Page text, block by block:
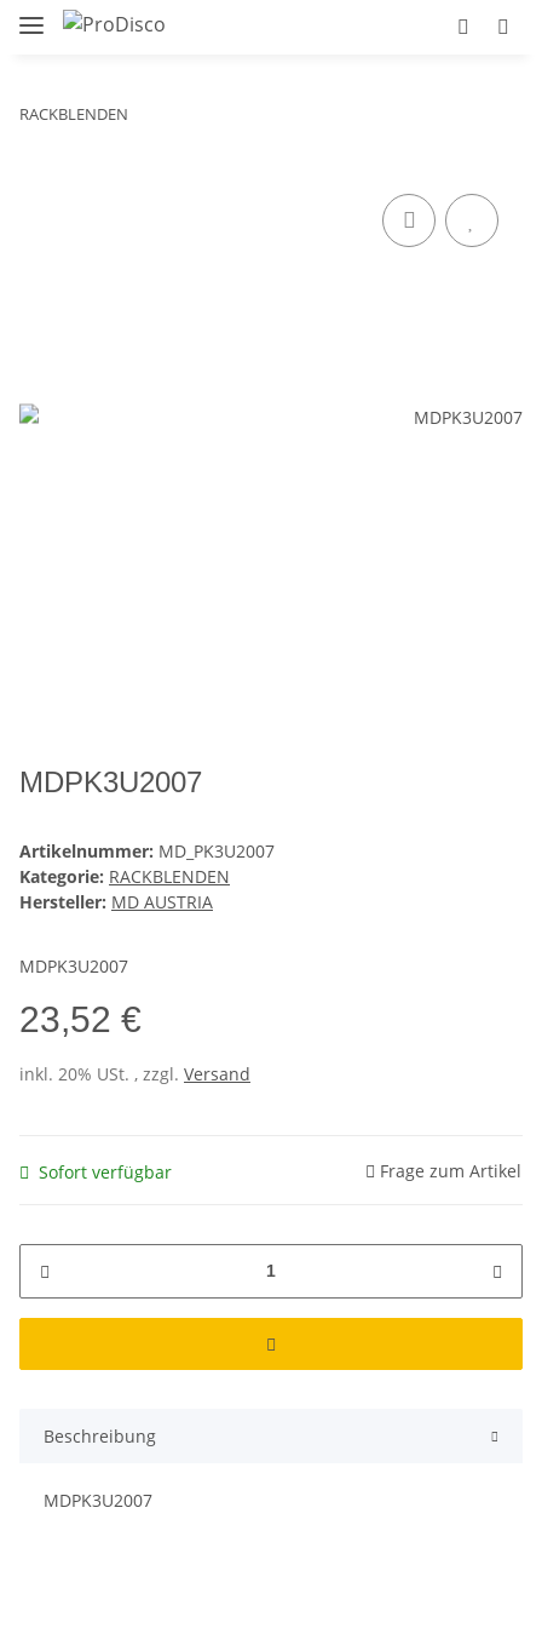
RACKBLENDEN
MDPK3U2007
Artikelnummer: MD_PK3U2007
Kategorie: RACKBLENDEN
Hersteller: MD AUSTRIA
MDPK3U2007
23,52 €
inkl. 20% USt. , zzgl. Versand
Sofort verfügbar Frage zum Artikel
Beschreibung
MDPK3U2007